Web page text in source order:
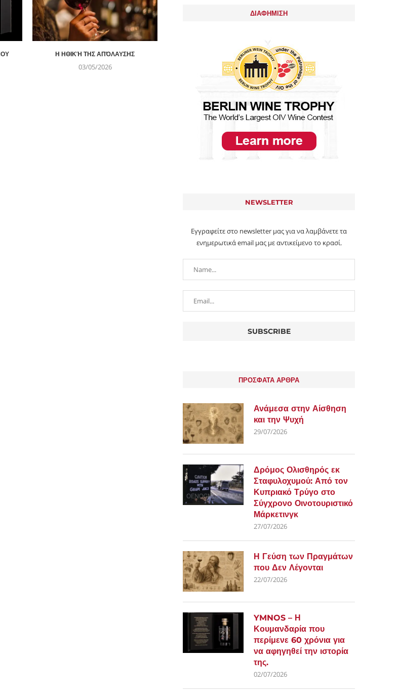
Η ΗΘΙΚΉ ΤΗΣ ΑΠΌΛΑΥΣΗΣ
03/05/2026
Η ΔΙΟΝΥΣΙΑΚΉ ΚΑΙ Η ΑΠΟΛΛΏΝΙΑ
ΔΎΝΑΜΗ ΣΤΟ ΚΡΑΣΊ
07/09/2025
ΔΙΑΦΗΜΙΣΗ
NEWSLETTER
Εγγραφείτε στο newsletter μας για να λαμβάνετε τα
ενημερωτικά email μας με αντικείμενο το κρασί.
ΠΡΟΣΦΑΤΑ ΑΡΘΡΑ
Ανάμεσα στην Αίσθηση
και την Ψυχή
29/07/2026
Δρόμος Ολισθηρός εκ
Σταφυλοχυμού: Από τον
Κυπριακό Τρύγο στο
Σύγχρονο Οινοτουριστικό
Μάρκετινγκ
27/07/2026
Η Γεύση των Πραγμάτων
που Δεν Λέγονται
22/07/2026
YMNOS – Η
Κουμανδαρία που
περίμενε 60 χρόνια για
να αφηγηθεί την ιστορία
της.
02/07/2026